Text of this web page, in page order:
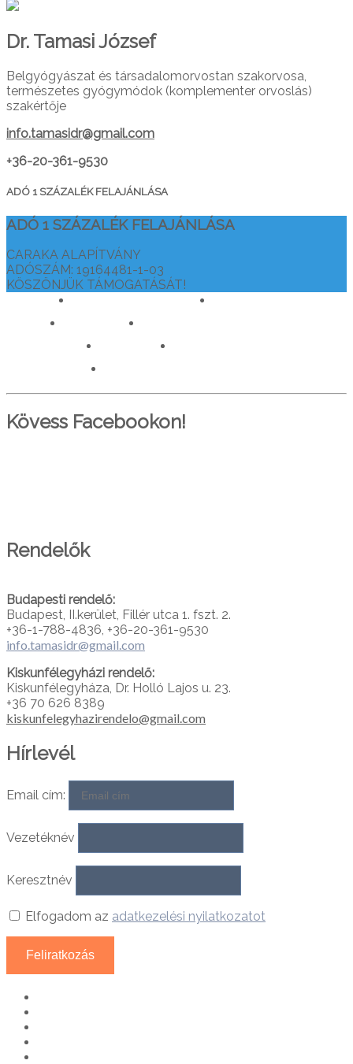
Dr. Tamasi József
Belgyógyászat és társadalomorvostan szakorvosa,
természetes gyógymódok (komplementer orvoslás)
szakértője
info.tamasidr@gmail.com
+36-20-361-9530
ADÓ 1 SZÁZALÉK FELAJÁNLÁSA
ADÓ 1 SZÁZALÉK FELAJÁNLÁSA
CARAKA ALAPÍTVÁNY
ADÓSZÁM: 19164481-1-03
KÖSZÖNJÜK TÁMOGATÁSÁT!
drtamasiajurveda.hu
caraka.hu
c911.info
Kövess Facebookon!
Rendelők
Budapesti rendelő:
Budapest, II.kerület, Fillér utca 1. fszt. 2.
+36-1-788-4836, +36-20-361-9530
info.tamasidr@gmail.com
Kiskunfélegyházi rendelő:
Kiskunfélegyháza, Dr. Holló Lajos u. 23.
+36 70 626 8389
kiskunfelegyhazirendelo@gmail.com
Hírlevél
Email cím:
Vezetéknév
Keresztnév
Elfogadom az adatkezelési nyilatkozatot